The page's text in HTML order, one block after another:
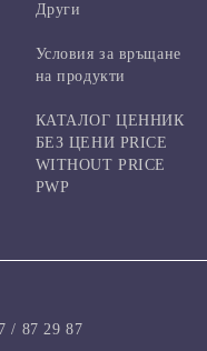
Други
Условия за връщане
на продукти
КАТАЛОГ ЦЕННИК
БЕЗ ЦЕНИ PRICE
WITHOUT PRICE
PWP
/ 87 29 87